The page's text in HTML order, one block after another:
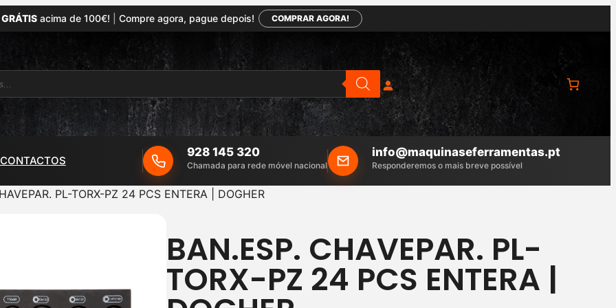
acima de 100€! Compre agora, pague depois! COMPRAR AGORA!
CONTACTOS
928 145 320
Chamada para rede móvel nacional
info@maquinaseferramentas.pt
Responderemos o mais breve possível
PL-TORX-PZ 24 PCS ENTERA | DOGHER
BAN.ESP. CHAVEPAR. PL-
TORX-PZ 24 PCS ENTERA |